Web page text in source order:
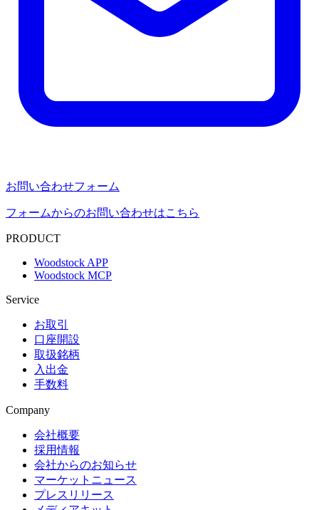
お問い合わせフォーム
フォームからのお問い合わせはこちら
PRODUCT
Woodstock APP
Woodstock MCP
Service
お取引
口座開設
取扱銘柄
入出金
手数料
Company
会社概要
採用情報
会社からのお知らせ
マーケットニュース
プレスリリース